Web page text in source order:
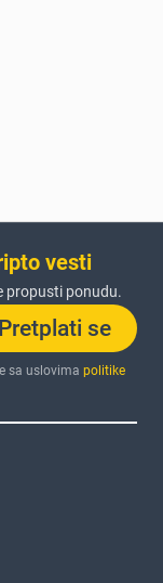
vesti
propusti ponudu.
Pretplati se
sa uslovimapolitike